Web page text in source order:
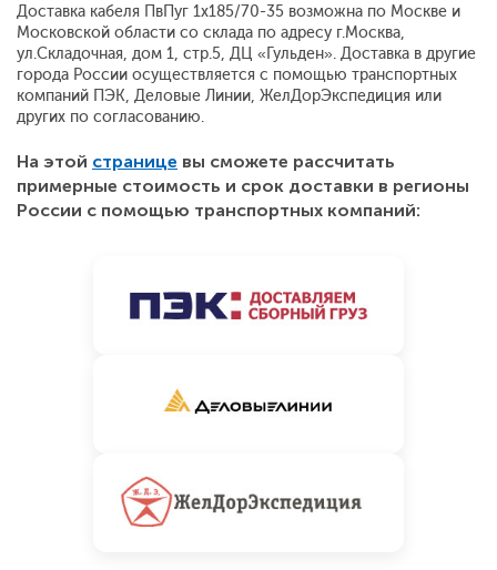
Доставка кабеля ПвПуг 1x185/70-35 возможна по Москве и
Московской области со склада по адресу г.Москва,
ул.Складочная, дом 1, стр.5, ДЦ «Гульден». Доставка в другие
города России осуществляется с помощью транспортных
компаний ПЭК, Деловые Линии, ЖелДорЭкспедиция или
других по согласованию.
На этой странице вы сможете рассчитать
примерные стоимость и срок доставки в регионы
России с помощью транспортных компаний: